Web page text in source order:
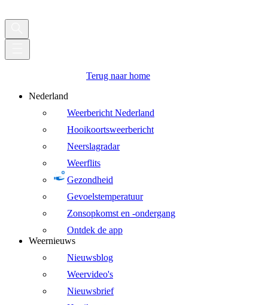
Terug naar home
Nederland
Weerbericht Nederland
Hooikoortsweerbericht
Neerslagradar
Weerflits
Gezondheid
Gevoelstemperatuur
Zonsopkomst en -ondergang
Ontdek de app
Weernieuws
Nieuwsblog
Weervideo's
Nieuwsbrief